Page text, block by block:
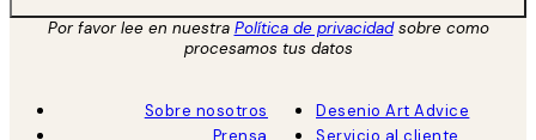
Por favor lee en nuestra Política de privacidadsobre como
procesamos tus datos
Sobre nosotros
Prensa
Desenio Art Advice
Servicio al cliente